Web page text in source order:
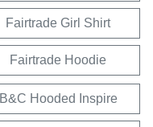
Fairtrade Girl Shirt
Fairtrade Hoodie
B&C Hooded Inspire